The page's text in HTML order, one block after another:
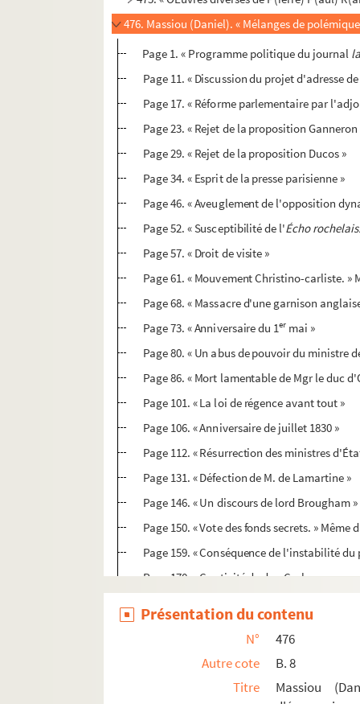
476. Massiou (Daniel). « Mélanges de
Page 1. « Programme politique du journal
Page 11. « Discussion du projet d'adresse
Page 17. « Réforme parlementaire par
Page 23. « Rejet de la proposition Ganneron
Page 29. « Rejet de la proposition Ducos »
Page 34. « Esprit de la presse parisienne »
Page 46. « Aveuglement de l'opposition
Page 52. « Susceptibilité de l'Écho
Page 57. « Droit de visite »
Page 61. « Mouvement Christino-carliste. »
Page 68. « Massacre d'une garnison
Page 73. « Anniversaire du 1er mai »
Page 80. « Un abus de pouvoir du ministre
Page 86. « Mort lamentable de Mgr le duc
Page 101. « La loi de régence avant tout »
Page 106. « Anniversaire de juillet 1830 »
Page 112. « Résurrection des ministres
Page 131. « Défection de M. de Lamartine »
Page 146. « Un discours de lord Brougham »
Page 150. « Vote des fonds secrets. » Même
Page 159. « Conséquence de l'instabilité du
Page 170. « Captivité de don Carlos »
Présentation du contenu
N°
476
Autre cote
B. 8
Titre
Massiou